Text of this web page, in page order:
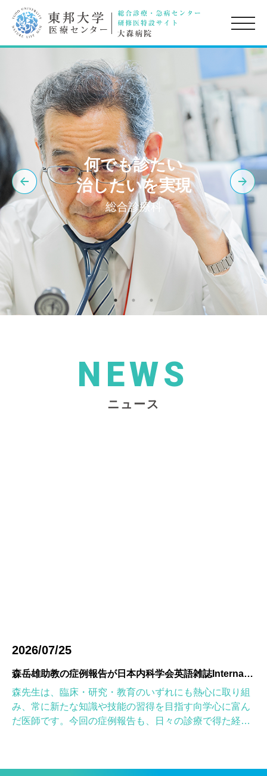
toggle
何でも診たい
治したいを実現
総合診療科
NEWS
ニュース
2026/07/25
森岳雄助教の症例報告が日本内科学会英語雑誌Internal Medicineに掲載されました
森先生は、臨床・研究・教育のいずれにも熱心に取り組
み、常に新たな知識や技能の習得を目指す向学心に富ん
だ医師です。今回の症例報告も、日々の診療で得た経験